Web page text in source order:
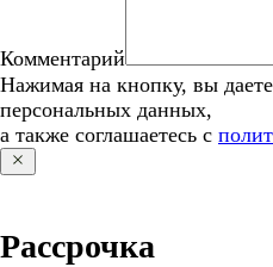
Комментарий
Нажимая на кнопку, вы
персональных данных,
а также соглашаетесь с
Рассрочка